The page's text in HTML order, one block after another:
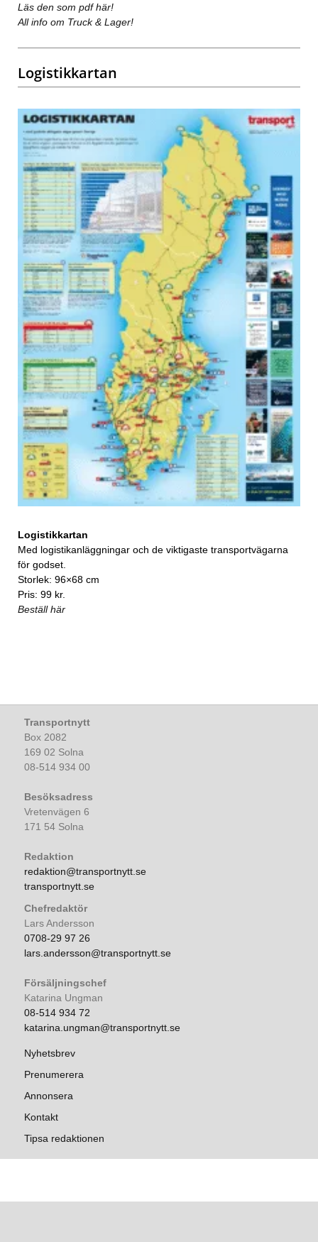
Läs den som pdf här!
All info om Truck & Lager!
Logistikkartan
Logistikkartan
Med logistikanläggningar och de viktigaste transportvägarna
för godset.
Storlek: 96×68 cm
Pris: 99 kr.
Beställ här
Transportnytt
Box 2082
169 02 Solna
08-514 934 00
Besöksadress
Vretenvägen 6
171 54 Solna
Redaktion
redaktion@transportnytt.se
transportnytt.se
Chefredaktör
Lars Andersson
0708-29 97 26
lars.andersson@transportnytt.se
Försäljningschef
Katarina Ungman
08-514 934 72
katarina.ungman@transportnytt.se
Nyhetsbrev
Prenumerera
Annonsera
Kontakt
Tipsa redaktionen